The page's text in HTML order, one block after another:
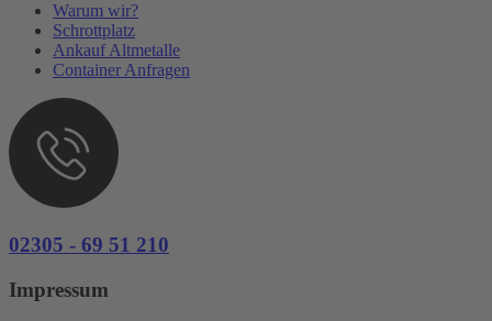
Warum wir?
Schrottplatz
Ankauf Altmetalle
Container Anfragen
02305 - 69 51 210
Impressum